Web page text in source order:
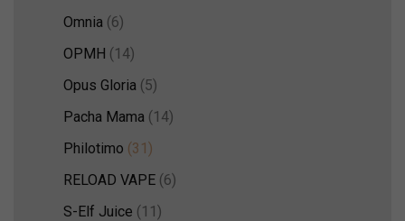
Omnia (6)
OPMH (14)
Opus Gloria (5)
Pacha Mama (14)
Philotimo (31)
RELOAD VAPE (6)
S-Elf Juice (11)